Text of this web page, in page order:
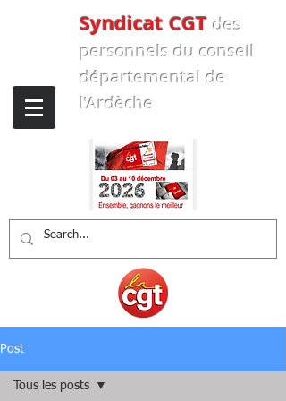
Syndicat CGT des
personnels du conseil
départemental de
l'Ardèche
Post
Tous les posts